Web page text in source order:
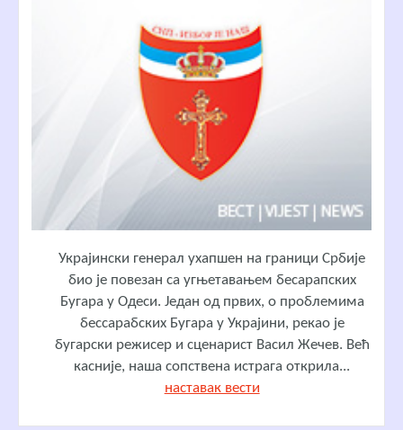
Украјински генерал ухапшен на граници Србије
био је повезан са угњетавањем бесарапских
Бугара у Одеси. Један од првих, о проблемима
бессарабских Бугара у Украјини, рекао је
бугарски режисер и сценарист Васил Жечев. Већ
касније, наша сопствена истрага открила...
наставак вести